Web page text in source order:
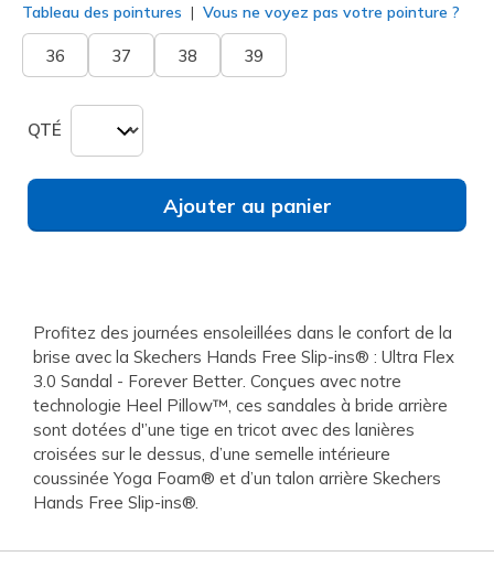
Tableau des pointures Vous ne voyez pas votre pointure ?
36 37 38 39
QTÉ
Ajouter au panier
Profitez des journées ensoleillées dans le confort de la
brise avec la Skechers Hands Free Slip-ins® : Ultra Flex
3.0 Sandal - Forever Better. Conçues avec notre
technologie Heel Pillow™, ces sandales à bride arrière
sont dotées d'’une tige en tricot avec des lanières
croisées sur le dessus, d’une semelle intérieure
coussinée Yoga Foam® et d’un talon arrière Skechers
Hands Free Slip-ins®.